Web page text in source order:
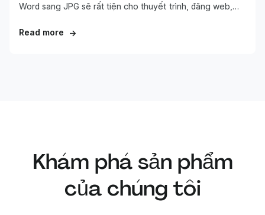
Word sang JPG sẽ rất tiện cho thuyết trình, đăng web,
Vì Word không hỗ trợ sẵn việc này, chúng tôi đã giúp bạn
Read more →
Khám phá sản phẩm
của chúng tôi